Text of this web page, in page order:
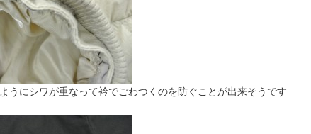
うにシワが重なって衿でごわつくのを防ぐことが出来そうです